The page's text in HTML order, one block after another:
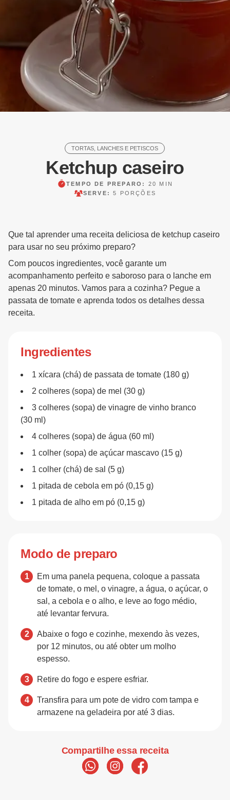
TORTAS, LANCHES E PETISCOS
Ketchup caseiro
TEMPO DE PREPARO: 20 MIN
SERVE:5 PORÇÕES
Que tal aprender uma receita deliciosa de ketchup caseiro
para usar no seu próximo preparo?
Com poucos ingredientes, você garante um
acompanhamento perfeito e saboroso para o lanche em
apenas 20 minutos. Vamos para a cozinha? Pegue a
passata de tomate e aprenda todos os detalhes dessa
receita.
Ingredientes
1 xícara (chá) de passata de tomate (180 g)
2 colheres (sopa) de mel (30 g)
3 colheres (sopa) de vinagre de vinho branco
(30 ml)
4 colheres (sopa) de água (60 ml)
1 colher (sopa) de açúcar mascavo (15 g)
1 colher (chá) de sal (5 g)
1 pitada de cebola em pó (0,15 g)
1 pitada de alho em pó (0,15 g)
Modo de preparo
Em uma panela pequena, coloque a passata
de tomate, o mel, o vinagre, a água, o açúcar, o
sal, a cebola e o alho, e leve ao fogo médio,
até levantar fervura.
Abaixe o fogo e cozinhe, mexendo às vezes,
por 12 minutos, ou até obter um molho
espesso.
Retire do fogo e espere esfriar.
Transfira para um pote de vidro com tampa e
armazene na geladeira por até 3 dias.
Compartilhe essa receita